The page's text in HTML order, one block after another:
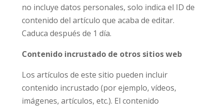
no incluye datos personales, solo indica el ID de
contenido del artículo que acaba de editar.
Caduca después de 1 día.
Contenido incrustado de otros sitios web
Los artículos de este sitio pueden incluir
contenido incrustado (por ejemplo, vídeos,
imágenes, artículos, etc.). El contenido